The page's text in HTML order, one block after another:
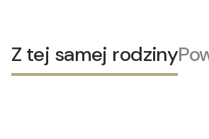
Z tej samej rodziny